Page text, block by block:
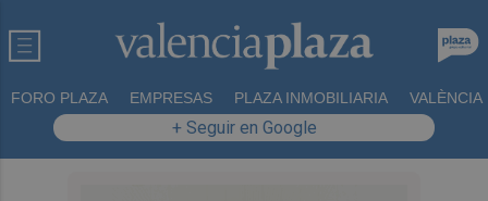
FORO PLAZA EMPRESAS PLAZA INMOBILIARIA VALÈNCIA
+ Seguir en Google